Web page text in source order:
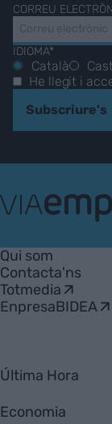
CORREU
IDIOMA*
Català
He llegit i
Subscriure's
Empresa
Qui som
Contacta'ns
Totmedia
EnpresaBIDEA
Última Hora
Economia